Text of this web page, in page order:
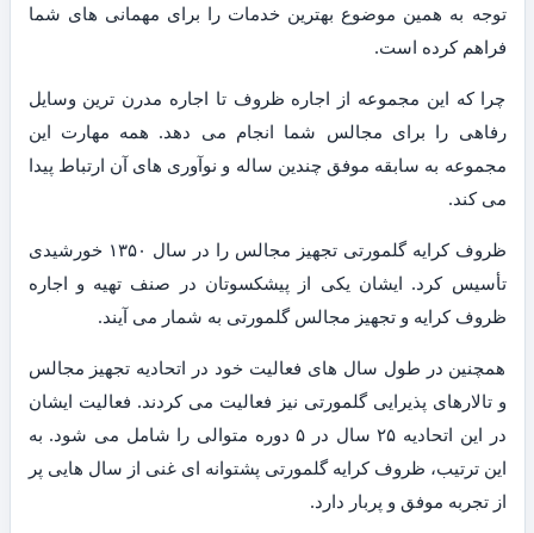
توجه به همین موضوع بهترین خدمات را برای مهمانی های شما
فراهم کرده است.
چرا که این مجموعه از اجاره ظروف تا اجاره مدرن ترین وسایل
رفاهی را برای مجالس شما انجام می دهد. همه مهارت این
مجموعه به سابقه موفق چندین ساله و نوآوری های آن ارتباط پیدا
می کند.
ظروف کرایه گلمورتی تجهیز مجالس را در سال ۱۳۵۰ خورشیدی
تأسیس کرد. ایشان یکی از پیشکسوتان در صنف تهیه و اجاره
ظروف کرایه و تجهیز مجالس گلمورتی به شمار می آیند.
همچنین در طول سال های فعالیت خود در اتحادیه تجهیز مجالس
و تالارهای پذیرایی گلمورتی نیز فعالیت می کردند. فعالیت ایشان
در این اتحادیه ۲۵ سال در ۵ دوره متوالی را شامل می شود. به
این ترتیب، ظروف کرایه گلمورتی پشتوانه ای غنی از سال هایی پر
از تجربه موفق و پربار دارد.